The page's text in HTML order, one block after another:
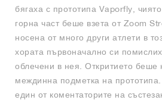
бягаха с прототипа Vaporfly,
горна част беше взета от Zoom
носена от много други атлети в
хората първоначално си
облечени в нея. Откритието беше
междинна подметка на
един от коментаторите на